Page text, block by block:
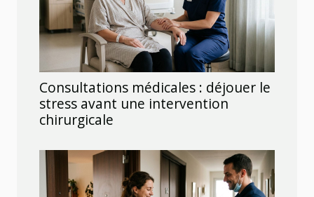
Consultations médicales : déjouer le
stress avant une intervention
chirurgicale